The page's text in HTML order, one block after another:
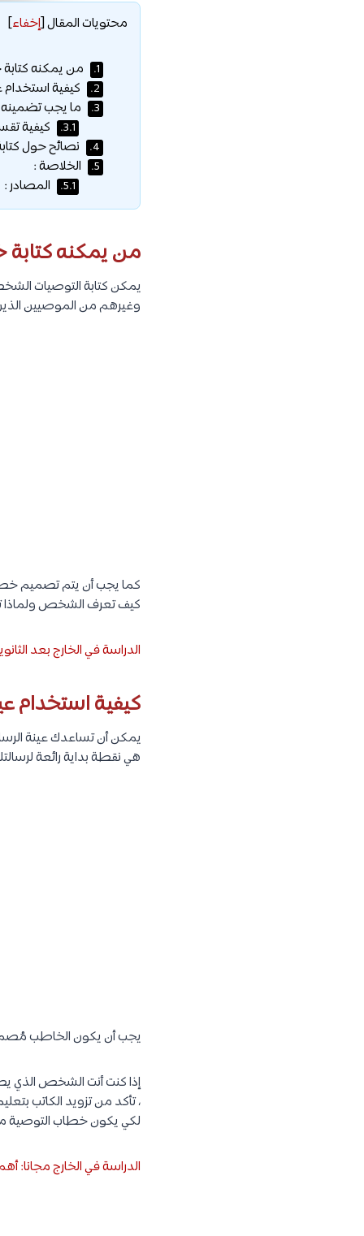
محتويات المقال[إخفاء]
1. من يمكنه
2. كيفية استخدام
3. ما يجب
3.1. كيفية
4. نصائح حول
5. الخلاصة :
5.1. المصادر :
من يمكنه
يمكن كتابة التوصيات
وغيرهم من الموصيين
كما يجب أن يتم تصميم
كيف تعرف الشخص ولماذا
الدراسة في الخارج بعد
كيفية استخدام
يمكن أن تساعدك عينة
هي نقطة بداية رائعة
يجب أن يكون الخاطب
إذا كنت أنت الشخص الذي
، تأكد من تزويد الكاتب
لكي يكون خطاب
الدراسة في الخارج مجانا: